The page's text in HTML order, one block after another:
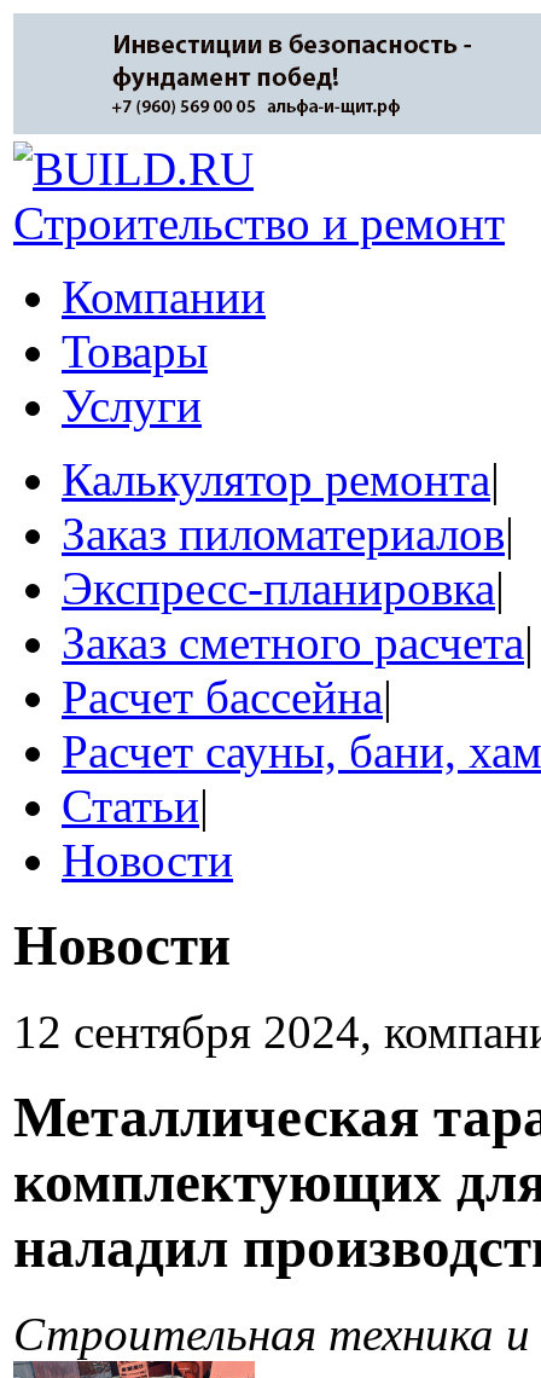
Строительство и ремонт
Компании
Товары
Услуги
Калькулятор ремонта|
Заказ пиломатериалов|
Экспресс-планировка|
Заказ сметного расчета|
Расчет бассейна|
Расчет сауны, бани,
Статьи|
Новости
Новости
12 сентября 2024,
Металлическая
комплектующих
наладил
Строительная техника и